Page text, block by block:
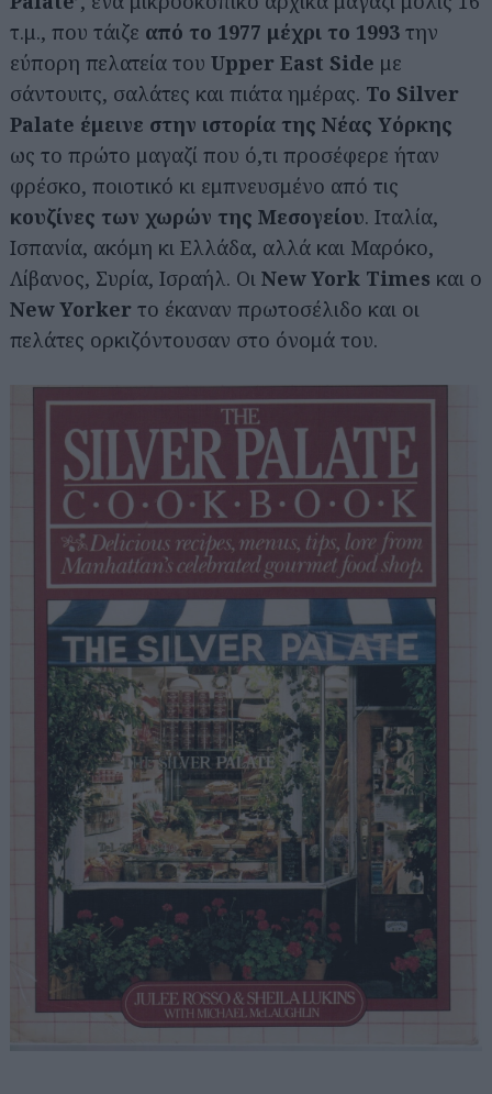
τ.μ., που τάιζε από το 1977 μέχρι το 1993 την
εύπορη πελατεία του Upper East Side με
σάντουιτς, σαλάτες και πιάτα ημέρας. Το Silver
Palate έμεινε στην ιστορία της Νέας Υόρκης
ως το πρώτο μαγαζί που ό,τι προσέφερε ήταν
φρέσκο, ποιοτικό κι εμπνευσμένο από τις
κουζίνες των χωρών της Μεσογείου. Ιταλία,
Ισπανία, ακόμη κι Ελλάδα, αλλά και Μαρόκο,
Λίβανος, Συρία, Ισραήλ. Οι New York Times και ο
New Yorker το έκαναν πρωτοσέλιδο και οι
πελάτες ορκιζόντουσαν στο όνομά του.